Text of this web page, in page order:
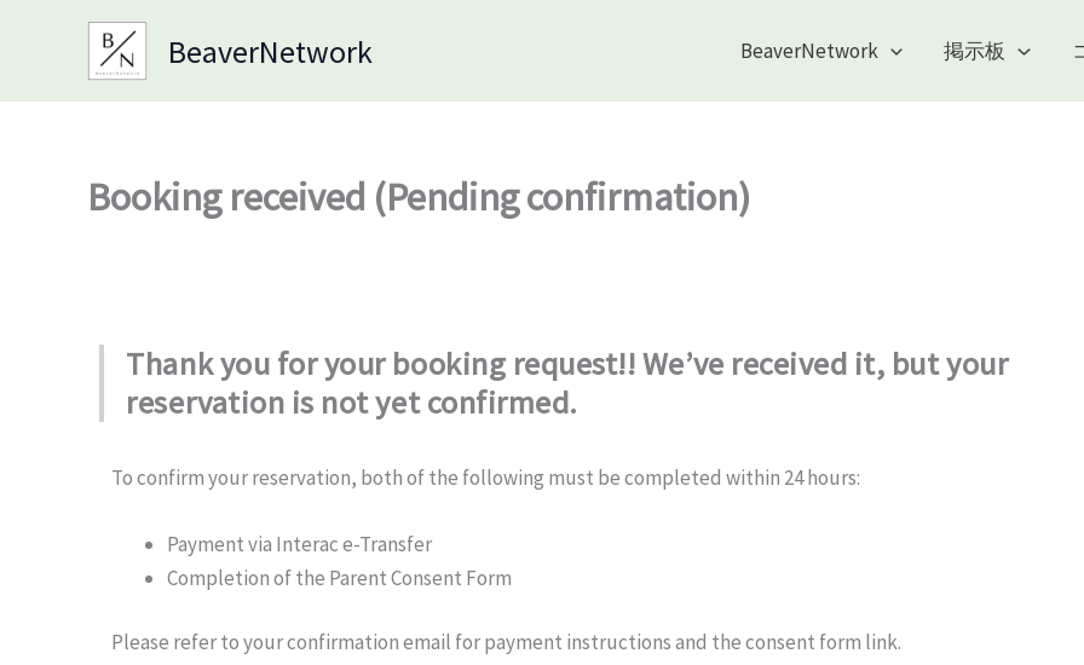
BeaverNetwork BeaverNetwork 掲示板
Booking received (Pending confirmation)
Thank you for your booking request!! We’ve received it, but your
reservation is not yet confirmed.
To confirm your reservation, both of the following must be completed within 24 hours:
Payment via Interac e-Transfer
Completion of the Parent Consent Form
Please refer to your confirmation email for payment instructions and the consent form link.